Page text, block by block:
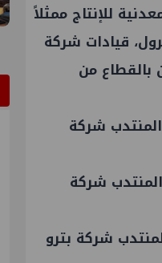
للإنتاج ممثلاً
قيادات شركة
بالقطاع من
شركة
شركة
شركة بترو